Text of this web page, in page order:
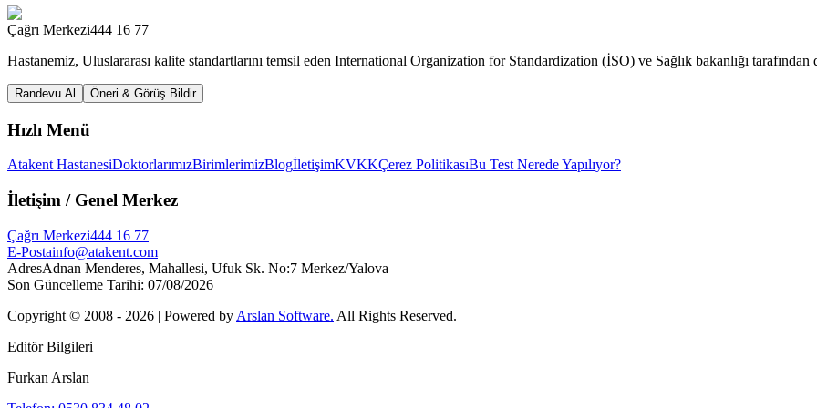
Çağrı Merkezi444 16 77
Hastanemiz, Uluslararası kalite standartlarını temsil eden International Organization for Standardization (İSO) ve Sağlık bakanlığı tarafından
Randevu Al Öneri & Görüş Bildir
Hızlı Menü
Atakent HastanesiDoktorlarımızBirimlerimizBlogİletişimKVKKÇerez PolitikasıBu Test Nerede Yapılıyor?
İletişim / Genel Merkez
Çağrı Merkezi444 16 77
E-Postainfo@atakent.com
AdresAdnan Menderes, Mahallesi, Ufuk Sk. No:7 Merkez/Yalova
Son Güncelleme Tarihi: 07/08/2026
Copyright © 2008 - 2026 | Powered by Arslan Software. All Rights Reserved.
Editör Bilgileri
Furkan Arslan